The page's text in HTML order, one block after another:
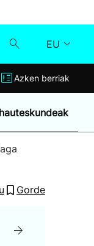
EU
Klisk
Zuzenekoak
Azken berriak
Azken berriak
Gorde